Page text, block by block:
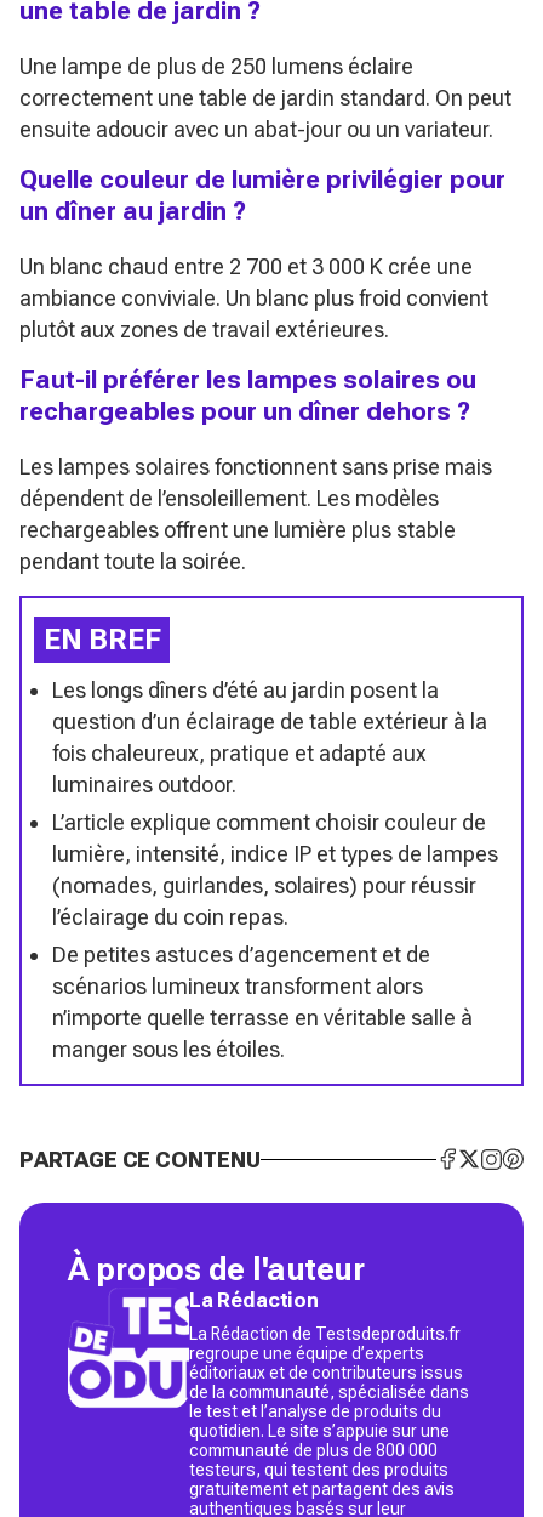
une table de jardin ?
Une lampe de plus de 250 lumens éclaire
correctement une table de jardin standard. On peut
ensuite adoucir avec un abat-jour ou un variateur.
Quelle couleur de lumière privilégier pour
un dîner au jardin ?
Un blanc chaud entre 2 700 et 3 000 K crée une
ambiance conviviale. Un blanc plus froid convient
plutôt aux zones de travail extérieures.
Faut-il préférer les lampes solaires ou
rechargeables pour un dîner dehors ?
Les lampes solaires fonctionnent sans prise mais
dépendent de l’ensoleillement. Les modèles
rechargeables offrent une lumière plus stable
pendant toute la soirée.
EN BREF
Les longs dîners d’été au jardin posent la
question d’un éclairage de table extérieur à la
fois chaleureux, pratique et adapté aux
luminaires outdoor.
L’article explique comment choisir couleur de
lumière, intensité, indice IP et types de lampes
(nomades, guirlandes, solaires) pour réussir
l’éclairage du coin repas.
De petites astuces d’agencement et de
scénarios lumineux transforment alors
n’importe quelle terrasse en véritable salle à
manger sous les étoiles.
PARTAGE CE CONTENU
À propos de l'auteur
La Rédaction
La Rédaction de Testsdeproduits.fr
regroupe une équipe d’experts
éditoriaux et de contributeurs issus
de la communauté, spécialisée dans
le test et l’analyse de produits du
quotidien. Le site s’appuie sur une
communauté de plus de 800 000
testeurs, qui testent des produits
gratuitement et partagent des avis
authentiques basés sur leur